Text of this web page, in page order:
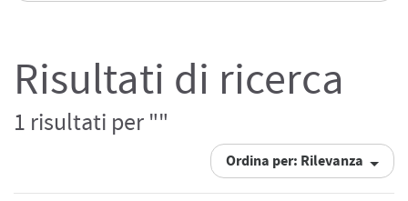
Risultati di ricerca
1 risultati per ""
Ordina per: Rilevanza